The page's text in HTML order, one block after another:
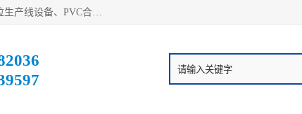
艾斯曼(张家港)技术工程设备有限公司主营业务：一次性可降解餐盒设备、PET片材机设备、平双改性造粒生产线设备、PVC合成树脂瓦设备、PP中空建筑模板设备、PVC管材设备等。成立至今，在国内我们的产品已经销售到全国所有省份，拥有多家客户，在国外产品出口到五十多个国家和地区。